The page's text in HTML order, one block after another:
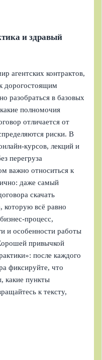
и здравый
агентских контрактов,
дорогостоящим
разобраться в базовых
полномочия
отличается от
риски. В
лекций и
перегруза
важно относиться к
даже самый
скачать
которую всё равно
и особенности работы
привычкой
после каждого
фиксируйте, что
какие пункты
к тексту,